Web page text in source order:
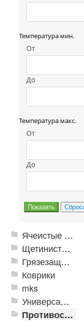
Температура мин.
От
До
Температура макс.
От
До
Ячеистые грязезащитные покрытия
Щетинистые покрытия
Грязезащитные, влаговпитывающие покрытия
Коврики
mks
Универсальные модульные покрытия
Противоскользящая защита для лестниц, профили, ленты